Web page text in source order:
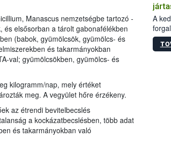
Manascus nemzetségbe tartozó -
elsősorban a tárolt gabonafélékben
(babok, gyümölcsök, gyümölcs- és
és takarmányokban
val; gyümölcsökben, gyümölcs- és
kilogramm/nap, mely értéket
meg. A vegyület hőre érzékeny.
az étrendi bevitelbecslés
a kockázatbecslésben, több adat
és takarmányokban való
A